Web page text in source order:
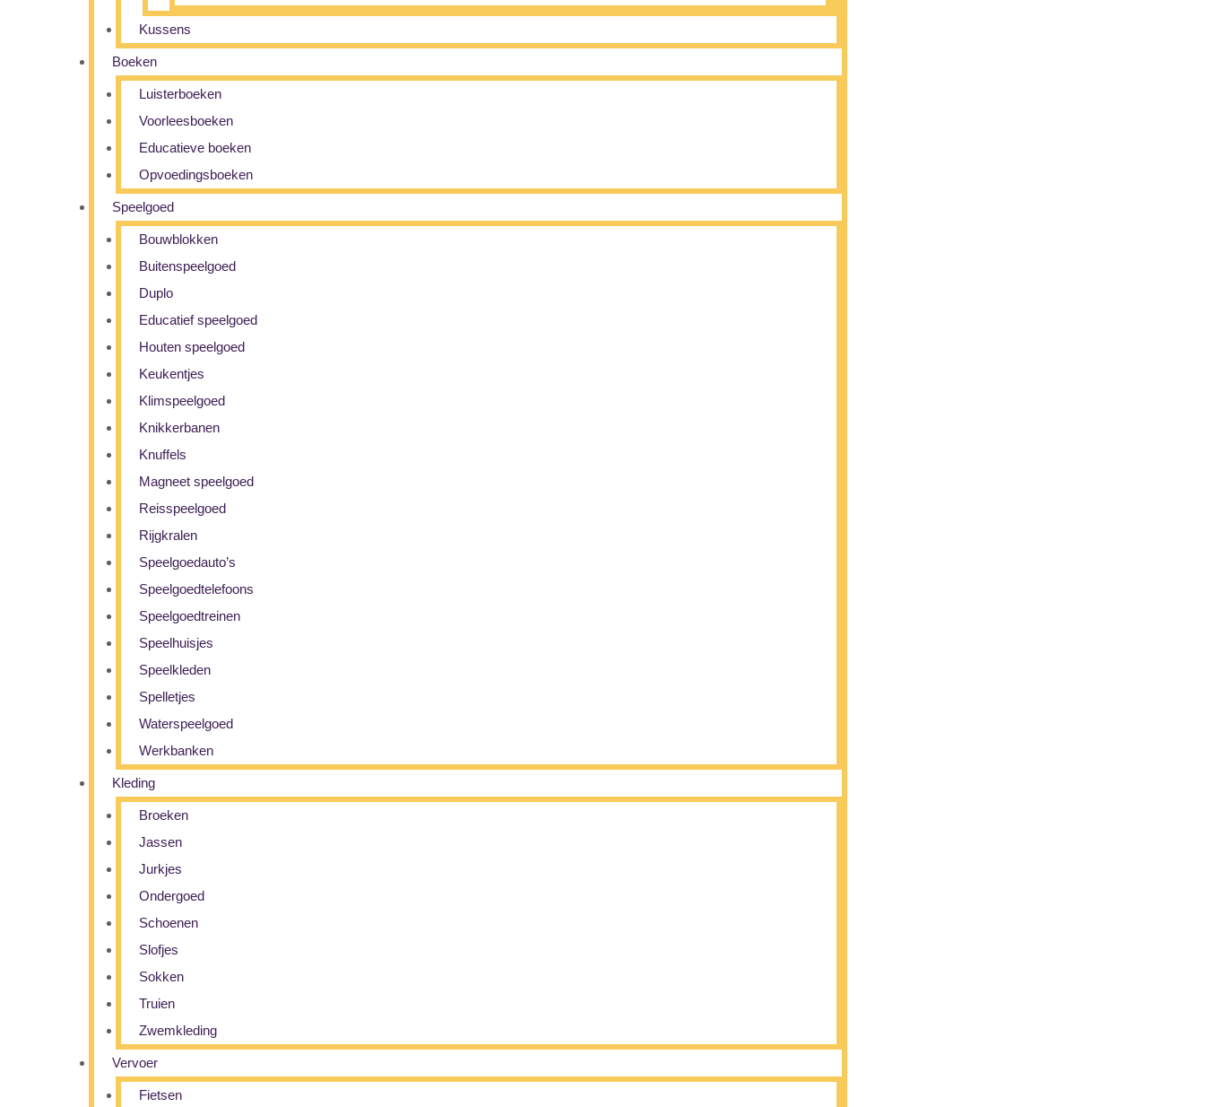
Kussens
Boeken
Luisterboeken
Voorleesboeken
Educatieve boeken
Opvoedingsboeken
Speelgoed
Bouwblokken
Buitenspeelgoed
Duplo
Educatief speelgoed
Houten speelgoed
Keukentjes
Klimspeelgoed
Knikkerbanen
Knuffels
Magneet speelgoed
Reisspeelgoed
Rijgkralen
Speelgoedauto’s
Speelgoedtelefoons
Speelgoedtreinen
Speelhuisjes
Speelkleden
Spelletjes
Waterspeelgoed
Werkbanken
Kleding
Broeken
Jassen
Jurkjes
Ondergoed
Schoenen
Slofjes
Sokken
Truien
Zwemkleding
Vervoer
Fietsen